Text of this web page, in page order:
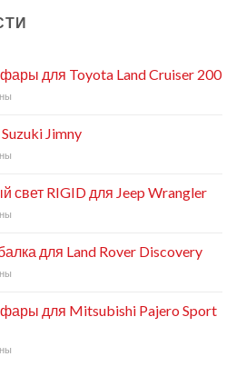
для Toyota Land Cruiser 200
Jimny
свет RIGID для Jeep Wrangler
для Land Rover Discovery
для Mitsubishi Pajero Sport